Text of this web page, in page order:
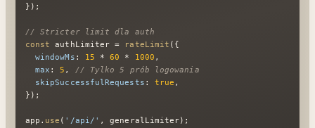
});
// Stricter limit dla auth
const authLimiter = rateLimit ({
windowMs : 15 * 60 * 1000 ,
max : 5 ,
// Tylko 5 prób logowania
skipSuccessfulRequests : true ,
});
app. use ( '/api/' , generalLimiter);